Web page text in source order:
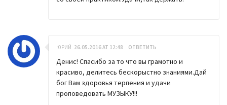
ЮРИЙ 26.05.2016 AT 12:48 ОТВЕТИТЬ
Денис! Спасибо за то что вы грамотно и
красиво, делитесь бескорыстно знаниями.Дай
бог Вам здоровья терпения и удачи
проповедовать МУЗЫКУ!!!